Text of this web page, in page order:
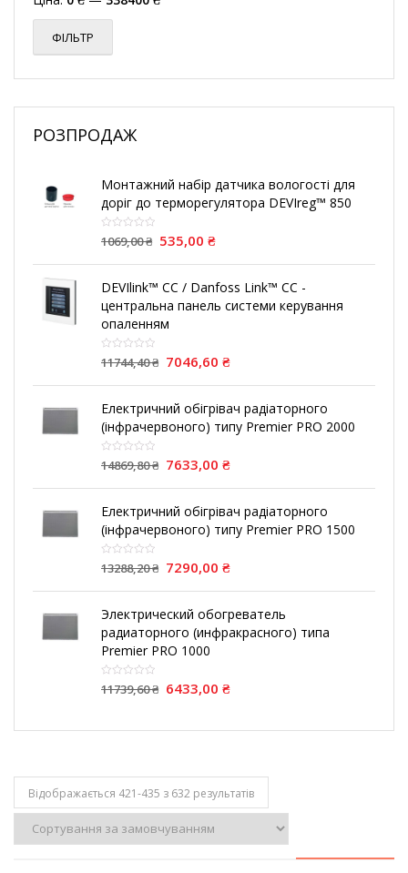
ФІЛЬТР
РОЗПРОДАЖ
Монтажний набір датчика вологості для
доріг до терморегулятора DEVIreg™ 850
1069,00₴ 535,00 ₴
DEVIlink™ CC / Danfoss Link™ CC -
центральна панель системи керування
опаленням
11744,40₴ 7046,60 ₴
Електричний обігрівач радіаторного
(інфрачервоного) типу Premier PRO 2000
14869,80₴ 7633,00 ₴
Електричний обігрівач радіаторного
(інфрачервоного) типу Premier PRO 1500
13288,20₴ 7290,00 ₴
Электрический обогреватель
радиаторного (инфракрасного) типа
Premier PRO 1000
11739,60₴ 6433,00 ₴
Відображається 421-435 з 632 результатів